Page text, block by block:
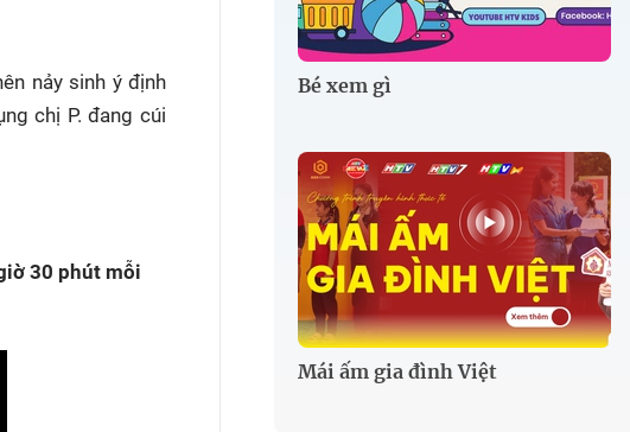
nảy sinh ý định
chị P. đang cúi
30 phút mỗi
Bé xem gì
Mái ấm gia đình Việt